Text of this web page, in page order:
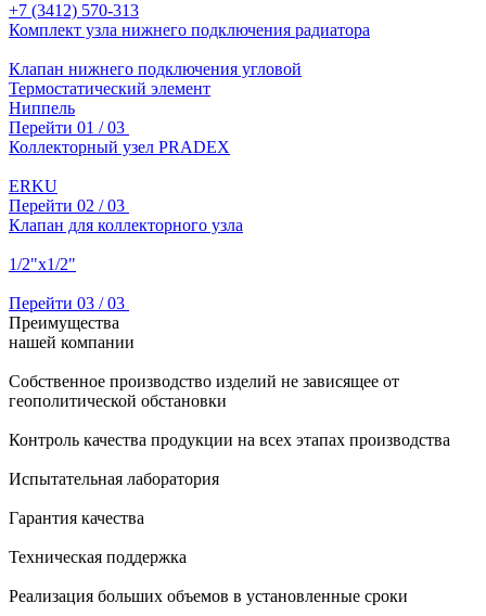
+7 (3412) 570-313
Комплект узла нижнего подключения радиатора
Клапан нижнего подключения угловой
Термостатический элемент
Ниппель
Перейти 01 / 03
Коллекторный узел PRADEX
ERKU
Перейти 02 / 03
Клапан для коллекторного узла
1/2"х1/2"
Перейти 03 / 03
Преимущества
нашей компании
Собственное производство изделий не зависящее от
геополитической обстановки
Контроль качества продукции на всех этапах производства
Испытательная лаборатория
Гарантия качества
Техническая поддержка
Реализация больших объемов в установленные сроки